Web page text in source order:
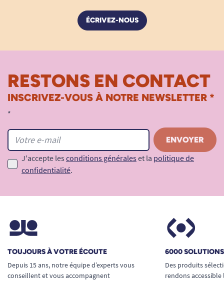
ÉCRIVEZ-NOUS
RESTONS EN CONTACT
INSCRIVEZ-VOUS À NOTRE NEWSLETTER *
*
J'accepte les conditions générales et la politique de
confidentialité.
TOUJOURS À VOTRE ÉCOUTE
Depuis 15 ans, notre équipe d’experts vous
conseillent et vous accompagnent
6000
Des produits
rendons